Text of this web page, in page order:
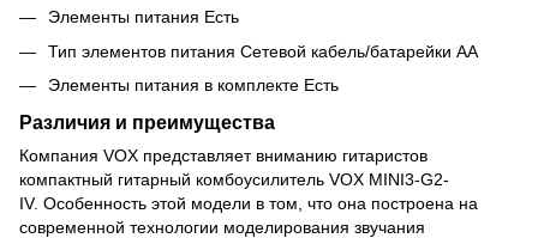
Элементы питания Есть
Тип элементов питания Сетевой кабель/батарейки АА
Элементы питания в комплекте Есть
Различия и преимущества
Компания VOX представляет вниманию гитаристов
компактный гитарный комбоусилитель VOX MINI3-G2-
IV. Особенность этой модели в том, что она построена на
современной технологии моделирования звучания